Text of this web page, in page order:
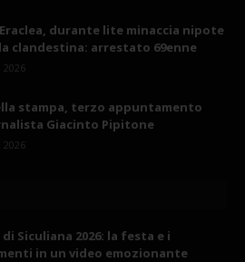
durante lite minaccia nipote
clandestina: arrestato 69enne
2026
stampa, terzo appuntamento
Giacinto Pipitone
2026
di Siculiana 2026: la festa e i
in un video emozionante